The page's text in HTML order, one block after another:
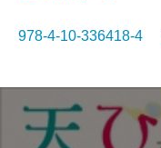
978-4-10-336418-